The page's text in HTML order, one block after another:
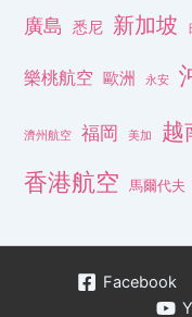
廣島 悉尼 新加坡
樂桃航空 歐洲 永安
濟州航空 福岡 美加 越
香港航空 馬爾代夫
Facebook